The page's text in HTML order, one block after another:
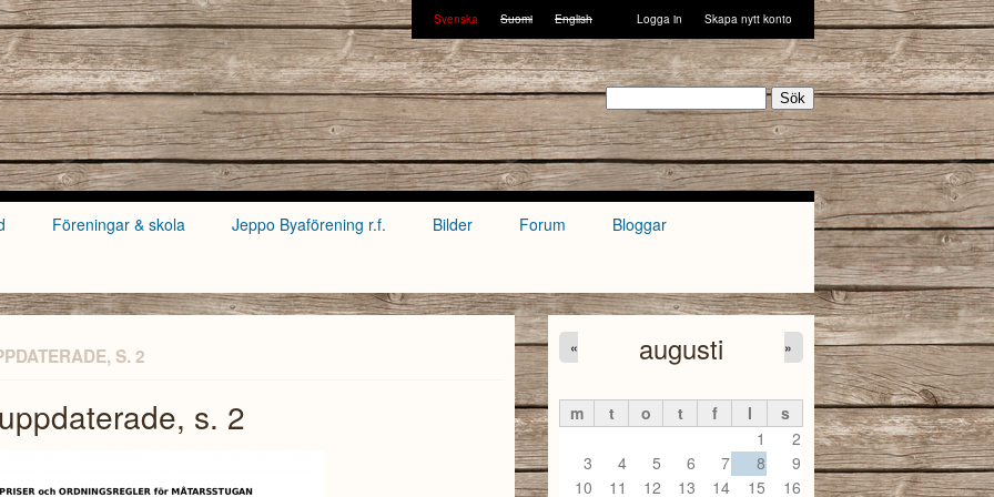
Svenska Suomi English Logga in Skapa nytt konto
Föreningar & skola Jeppo Byaförening r.f. Bilder Forum Bloggar
S. 2
s. 2
augusti
« »
m t o t f l
s
1
2
3
4 5 6 7 8
9
10
11 12 13 14 15
16